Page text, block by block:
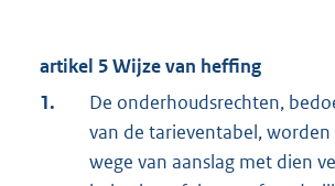
artikel 5 Wijze van heffing
1.
De onderhoudsrechten,
van de tarieventabel, worden
wege van aanslag met dien